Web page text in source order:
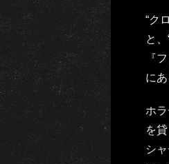
“ク
と
『
に
ホ
を
シ